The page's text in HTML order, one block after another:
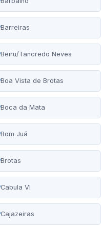
Barreiras
Beiru/Tancredo Neves
Boa Vista de Brotas
Boca da Mata
Bom Juá
Brotas
Cabula VI
Cajazeiras